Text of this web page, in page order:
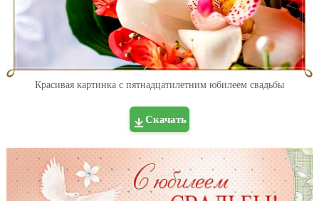
Красивая картинка с пятнадцатилетним юбилеем свадьбы
Скачать